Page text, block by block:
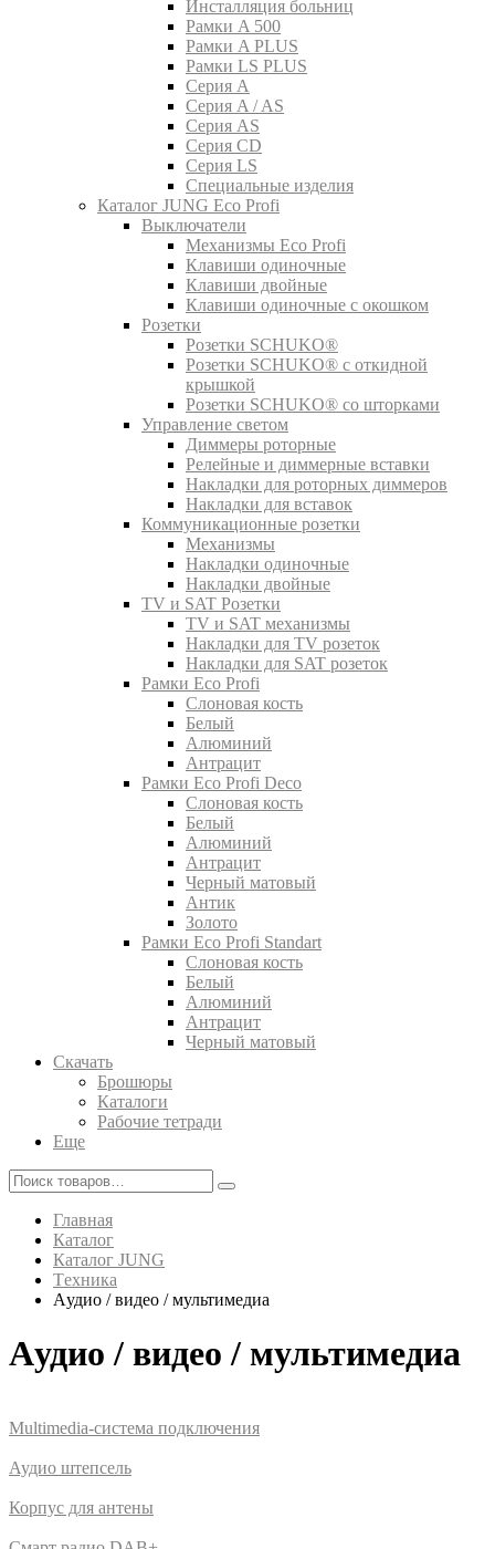
Инсталляция больниц
Рамки A 500
Рамки A PLUS
Рамки LS PLUS
Серия A
Серия A / AS
Серия AS
Серия CD
Серия LS
Специальные изделия
Каталог JUNG Eco Profi
Выключатели
Механизмы Eco Profi
Клавиши одиночные
Клавиши двойные
Клавиши одиночные с окошком
Розетки
Розетки SCHUKO®
Розетки SCHUKO® с откидной
крышкой
Розетки SCHUKO® со шторками
Управление светом
Диммеры роторные
Релейные и диммерные вставки
Накладки для роторных диммеров
Накладки для вставок
Коммуникационные розетки
Механизмы
Накладки одиночные
Накладки двойные
TV и SAT Розетки
TV и SAT механизмы
Накладки для TV розеток
Накладки для SAT розеток
Рамки Eco Profi
Слоновая кость
Белый
Алюминий
Антрацит
Рамки Eco Profi Deco
Слоновая кость
Белый
Алюминий
Антрацит
Черный матовый
Антик
Золото
Рамки Eco Profi Standart
Слоновая кость
Белый
Алюминий
Антрацит
Черный матовый
Скачать
Брошюры
Каталоги
Рабочие тетради
Еще
Главная
Каталог
Каталог JUNG
Tехника
Aудио / видео / мультимедиа
Aудио / видео / мультимедиа
Multimedia-система подключения
Аудио штепсель
Корпус для антены